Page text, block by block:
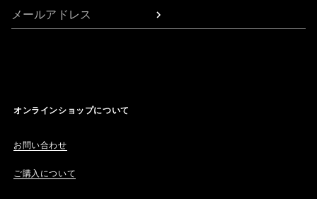
メールアドレス
オンラインショップについて
お問い合わせ
ご購入について